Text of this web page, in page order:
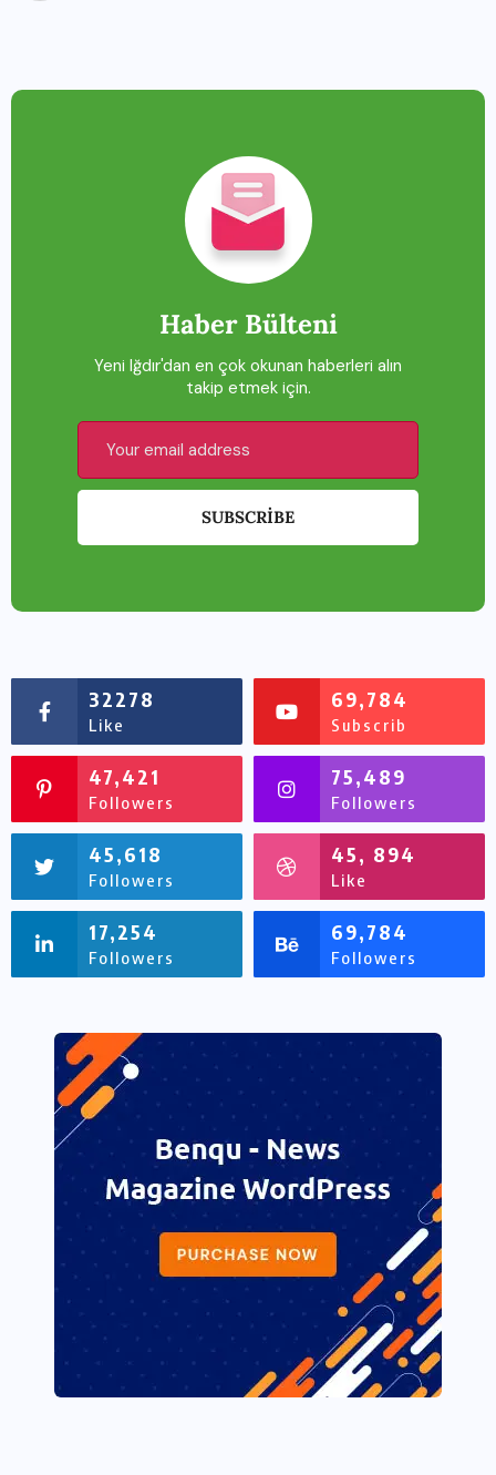
Haber Bülteni
Yeni Iğdır'dan en çok okunan haberleri alın
takip etmek için.
32278
Like
69,784
Subscrib
47,421
Followers
75,489
Followers
45,618
Followers
45, 894
Like
17,254
Followers
69,784
Followers